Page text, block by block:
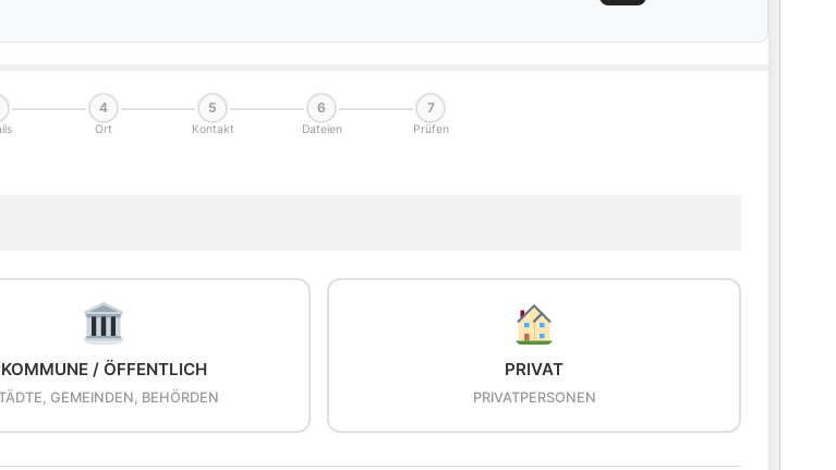
4
Ort
5
Kontakt
6
Dateien
7
Prüfen
KOMMUNE / ÖFFENTLICH
GEMEINDEN, BEHÖRDEN
PRIVAT
PRIVATPERSONEN